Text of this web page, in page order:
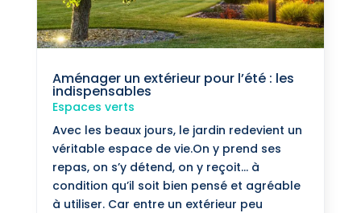
Aménager un extérieur pour l’été : les
indispensables
Espaces verts
Avec les beaux jours, le jardin redevient un
véritable espace de vie.On y prend ses
repas, on s’y détend, on y reçoit… à
condition qu’il soit bien pensé et agréable
à utiliser. Car entre un extérieur peu